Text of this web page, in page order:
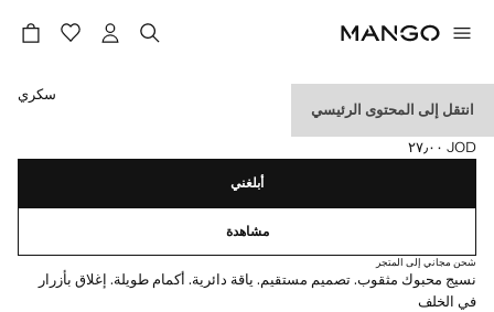
انتقل إلى المحتوى الرئيسي
بلوفر بحياكة مخرمة
السعر الحالي [JOD ٢٧٫٠٠ ]
JOD ٢٧٫٠٠
حدد اللون
سكري
أبلغني
مشاهدة
شحن مجاني إلى المتجر
نسيج محبوك مثقوب. تصميم مستقيم. ياقة دائرية. أكمام طويلة. إغلاق بأزرار
في الخلف